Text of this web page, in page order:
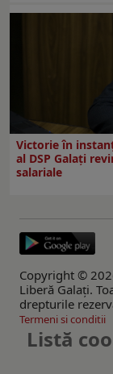
Victorie în
al DSP Galați
salariale
Copyright ©
Liberă Galaţi.
drepturile
Termeni si conditii
Listă